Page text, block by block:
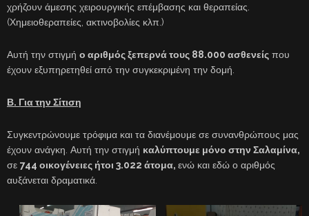
χρήζουν άμεσης χειρουργικής επέμβασης και θεραπείας.
(Χημειοθεραπείες, ακτινοβολίες κλπ.)
Αυτή την στιγμή ο αριθμός ξεπερνά τους 88.000 ασθενείς που
έχουν εξυπηρετηθεί από την συγκεκριμένη την δομή.
Β. Για την Σίτιση
Συγκεντρώνουμε τρόφιμα και τα διανέμουμε σε συνανθρώπους μας
έχουν ανάγκη. Αυτή την στιγμή καλύπτουμε μόνο στην Σαλαμίνα,
σε 744 οικογένειες ήτοι 3.022 άτομα, ενώ και εδώ ο αριθμός
αυξάνεται δραματικά.